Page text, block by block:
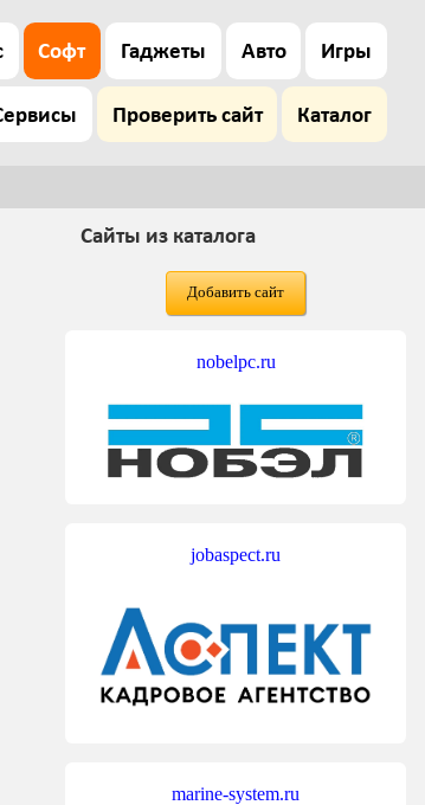
Софт Гаджеты Авто Игры
Проверить сайт Каталог
Сайты из каталога
Добавить сайт
nobelpc.ru
jobaspect.ru
marine-system.ru